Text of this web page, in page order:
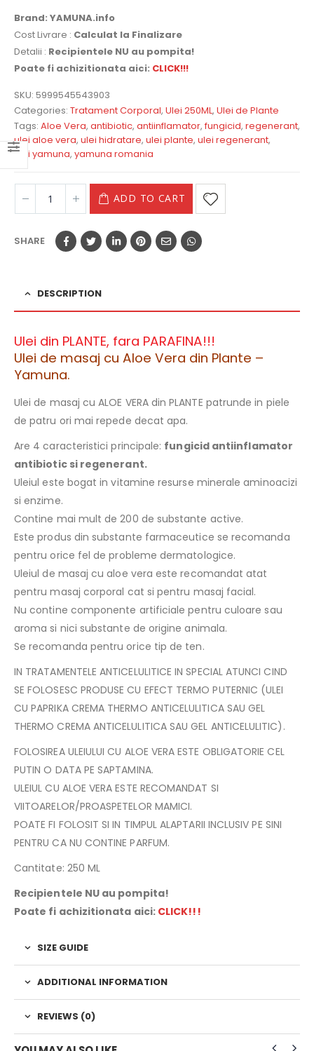
Brand: YAMUNA.info
Cost Livrare : Calculat la Finalizare
Detalii : Recipientele NU au pompita!
Poate fi achizitionata aici: CLICK!!!
SKU: 5999545543903
Categories: Tratament Corporal, Ulei 250ML, Ulei de Plante
Tags: Aloe Vera, antibiotic, antiinflamator, fungicid, regenerant,
ulei aloe vera, ulei hidratare, ulei plante, ulei regenerant,
ulei yamuna, yamuna romania
ADD TO CART
SHARE
DESCRIPTION
Ulei din PLANTE, fara PARAFINA!!!
Ulei de masaj cu Aloe Vera din Plante –
Yamuna.
Ulei de masaj cu ALOE VERA din PLANTE patrunde in piele
de patru ori mai repede decat apa.
Are 4 caracteristici principale: fungicid antiinflamator
antibiotic si regenerant.
Uleiul este bogat in vitamine resurse minerale aminoacizi
si enzime.
Contine mai mult de 200 de substante active.
Este produs din substante farmaceutice se recomanda
pentru orice fel de probleme dermatologice.
Uleiul de masaj cu aloe vera este recomandat atat
pentru masaj corporal cat si pentru masaj facial.
Nu contine componente artificiale pentru culoare sau
aroma si nici substante de origine animala.
Se recomanda pentru orice tip de ten.
IN TRATAMENTELE ANTICELULITICE IN SPECIAL ATUNCI CIND
SE FOLOSESC PRODUSE CU EFECT TERMO PUTERNIC (ULEI
CU PAPRIKA CREMA THERMO ANTICELULITICA SAU GEL
THERMO CREMA ANTICELULITICA SAU GEL ANTICELULITIC).
FOLOSIREA ULEIULUI CU ALOE VERA ESTE OBLIGATORIE CEL
PUTIN O DATA PE SAPTAMINA.
ULEIUL CU ALOE VERA ESTE RECOMANDAT SI
VIITOARELOR/PROASPETELOR MAMICI.
POATE FI FOLOSIT SI IN TIMPUL ALAPTARII INCLUSIV PE SINI
PENTRU CA NU CONTINE PARFUM.
Cantitate: 250 ML
Recipientele NU au pompita!
Poate fi achizitionata aici: CLICK!!!
SIZE GUIDE
ADDITIONAL INFORMATION
REVIEWS (0)